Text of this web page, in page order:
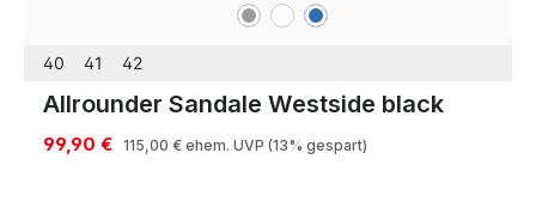
grauweißblau
40 41 42
Allrounder Sandale Westside black
99,90 € 115,00 € ehem. UVP (13% gespart)